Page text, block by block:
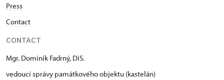
Press
Contact
CONTACT
Mgr. Dominik Fadrný, DiS.
vedoucí správy památkového objektu (kastelán)